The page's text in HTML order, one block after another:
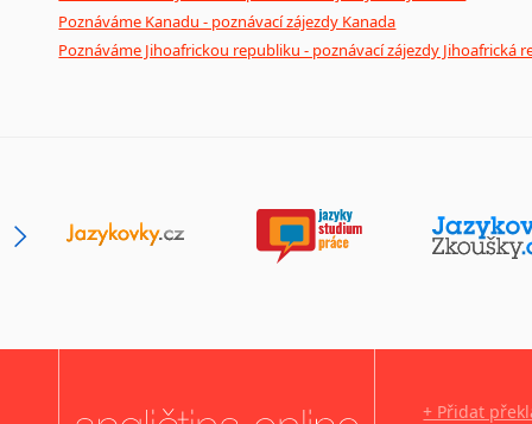
Poznáváme Kanadu - poznávací zájezdy Kanada
Poznáváme Jihoafrickou republiku - poznávací zájezdy Jihoafrická
+ Přidat